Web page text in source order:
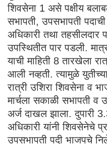
शिवसेना 1 असे पक्षीय
सभापती, उपसभापती
अधिकारी तथा तहसीलदार
उपस्थितीत पार पडली.
याची माहिती 8 तारखेला
आली नव्हती. त्यामुळे
रात्री उशिरा शिवसेना व
मार्चला सकाळी सभापती व
अर्ज दाखल झाला. दुपारी
अधिकारी यांनी शिवसेनेचे
उपसभापती पदी भाजपचे